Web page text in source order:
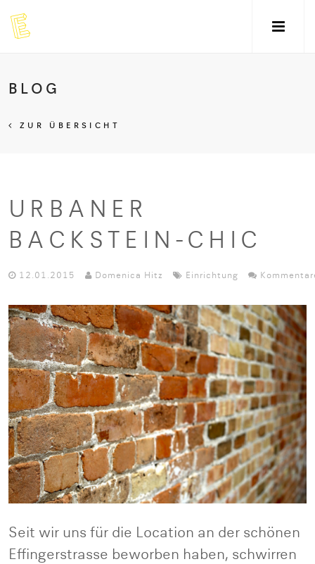
BLOG
ZUR ÜBERSICHT
URBANER
BACKSTEIN-CHIC
12.01.2015 Domenica Hitz Einrichtung
Seit wir uns für die Location an der schönen
Effingerstrasse beworben haben, schwirren